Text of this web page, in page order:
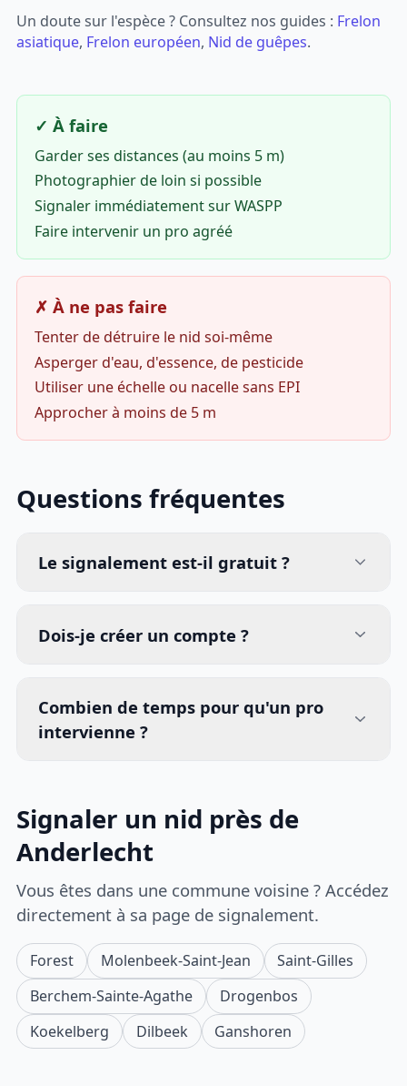
Un doute sur l'espèce ? Consultez nos guides : Frelon
asiatique, Frelon européen, Nid de guêpes.
✓ À faire
Garder ses distances (au moins 5 m)
Photographier de loin si possible
Signaler immédiatement sur WASPP
Faire intervenir un pro agréé
✗ À ne pas faire
Tenter de détruire le nid soi-même
Asperger d'eau, d'essence, de pesticide
Utiliser une échelle ou nacelle sans EPI
Approcher à moins de 5 m
Questions fréquentes
Le signalement est-il gratuit ?
Dois-je créer un compte ?
Combien de temps pour qu'un pro
intervienne ?
Signaler un nid près de
Anderlecht
Vous êtes dans une commune voisine ? Accédez
directement à sa page de signalement.
Forest Molenbeek-Saint-Jean
Saint-Gilles
Berchem-Sainte-Agathe
Drogenbos
Koekelberg
Dilbeek Ganshoren